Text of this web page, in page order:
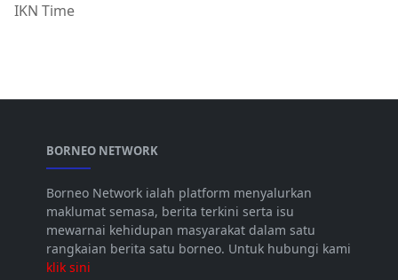
IKN Time
BORNEO NETWORK
Borneo Network ialah platform menyalurkan
maklumat semasa, berita terkini serta isu
mewarnai kehidupan masyarakat dalam satu
rangkaian berita satu borneo. Untuk hubungi kami
klik sini